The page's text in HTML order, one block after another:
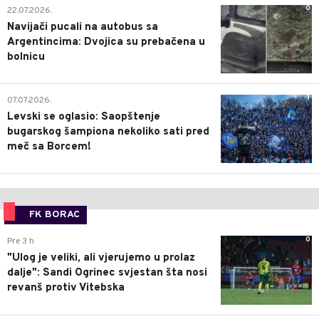
0
22.07.2026.
Navijači pucali na autobus sa
Argentincima: Dvojica su prebačena u
bolnicu
1
07.07.2026.
Levski se oglasio: Saopštenje
bugarskog šampiona nekoliko sati pred
meč sa Borcem!
FK BORAC
0
Pre 3 h
"Ulog je veliki, ali vjerujemo u prolaz
dalje": Sandi Ogrinec svjestan šta nosi
revanš protiv Vitebska